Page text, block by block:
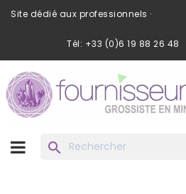
Site dédié aux professionnels ·
Tél: +33 (0)6 19 88 26 48
search